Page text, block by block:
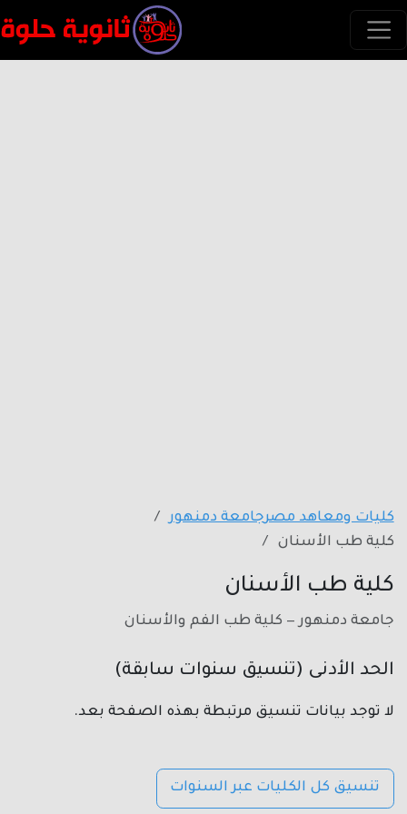
كليات ومعاهد مصرجامعة دمنهور
كلية طب الأسنان
كلية طب الأسنان
جامعة دمنهور — كلية طب الفم والأسنان
الحد الأدنى (تنسيق سنوات سابقة)
لا توجد بيانات تنسيق مرتبطة بهذه الصفحة بعد.
تنسيق كل الكليات عبر السنوات